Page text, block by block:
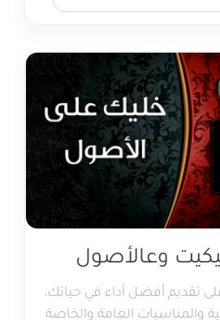
وعالأصول
تقديم أفضل أداء في حياتك،
والمناسبات العامة والخاصة